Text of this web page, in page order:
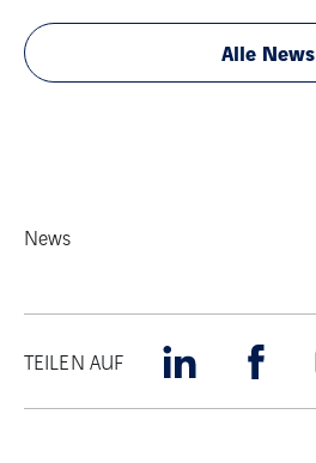
Alle News
News
TEILEN AUF